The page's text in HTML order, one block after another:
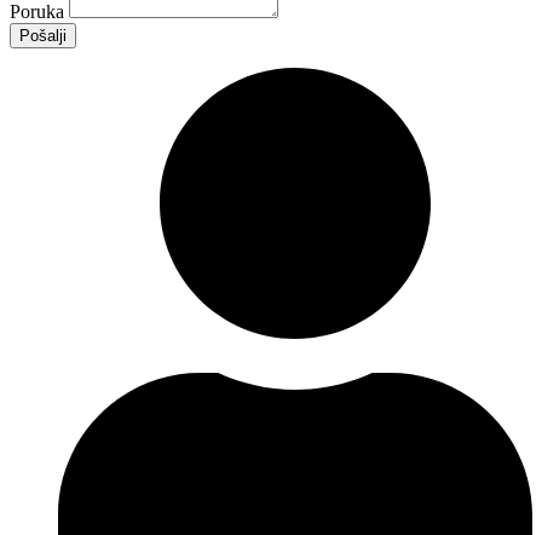
Poruka
Pošalji